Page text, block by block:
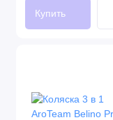
Купить